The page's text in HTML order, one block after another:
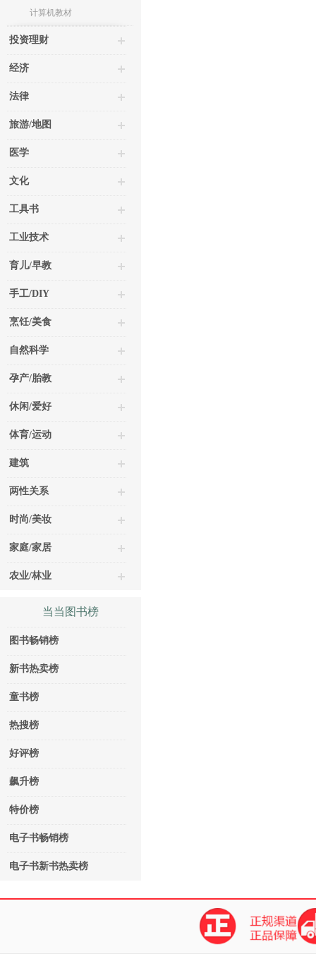
计算机教材
投资理财
经济
法律
旅游/地图
医学
文化
工具书
工业技术
育儿/早教
手工/DIY
烹饪/美食
自然科学
孕产/胎教
休闲/爱好
体育/运动
建筑
两性关系
时尚/美妆
家庭/家居
农业/林业
当当图书榜
图书畅销榜
新书热卖榜
童书榜
热搜榜
好评榜
飙升榜
特价榜
电子书畅销榜
电子书新书热卖榜